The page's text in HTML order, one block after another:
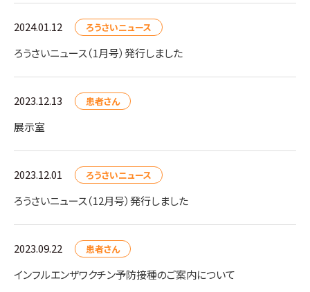
2024.01.12 ろうさいニュース
ろうさいニュース（1月号）発行しました
2023.12.13 患者さん
展示室
2023.12.01 ろうさいニュース
ろうさいニュース（12月号）発行しました
2023.09.22 患者さん
インフルエンザワクチン予防接種のご案内について